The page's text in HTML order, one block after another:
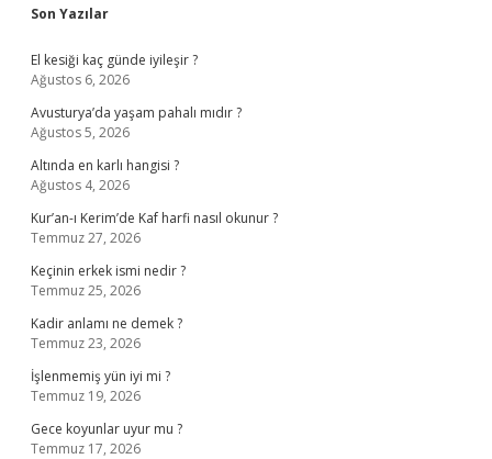
Sidebar
Son Yazılar
El kesiği kaç günde iyileşir ?
Ağustos 6, 2026
Avusturya’da yaşam pahalı mıdır ?
Ağustos 5, 2026
Altında en karlı hangisi ?
Ağustos 4, 2026
Kur’an-ı Kerim’de Kaf harfi nasıl okunur ?
Temmuz 27, 2026
Keçinin erkek ismi nedir ?
Temmuz 25, 2026
Kadir anlamı ne demek ?
Temmuz 23, 2026
İşlenmemiş yün iyi mi ?
Temmuz 19, 2026
Gece koyunlar uyur mu ?
Temmuz 17, 2026